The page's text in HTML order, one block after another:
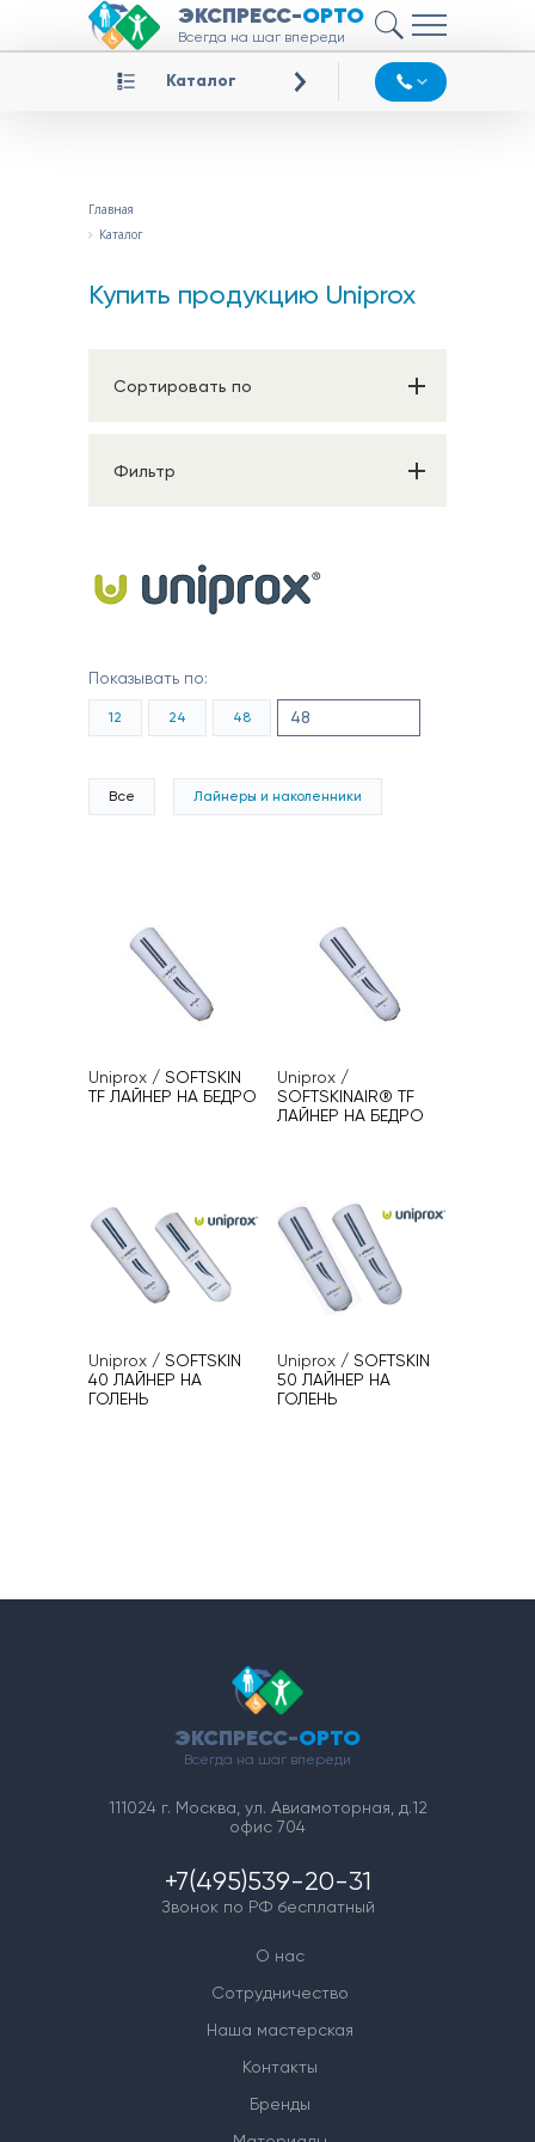
ЭКСПРЕСС-ОРТО
Всегда на шаг впереди
Каталог
Главная
Каталог
Купить продукцию Uniprox
Сортировать по
Фильтр
Показывать по:
12 24 48
Все Лайнеры и наколенники
Uniprox / SOFTSKIN
TF ЛАЙНЕР НА БЕДРО
Uniprox/
SOFTSKINAIR® TF
ЛАЙНЕР НА БЕДРО
Uniprox / SOFTSKIN
40 ЛАЙНЕР НА
ГОЛЕНЬ
Uniprox/ SOFTSKIN
50 ЛАЙНЕР НА
ГОЛЕНЬ
ЭКСПРЕСС-ОРТО
Всегда на шаг впереди
111024 г. Москва, ул. Авиамоторная, д.12
офис 704
+7(495)539-20-31
Звонок по РФ бесплатный
О нас
Сотрудничество
Наша мастерская
Контакты
Бренды